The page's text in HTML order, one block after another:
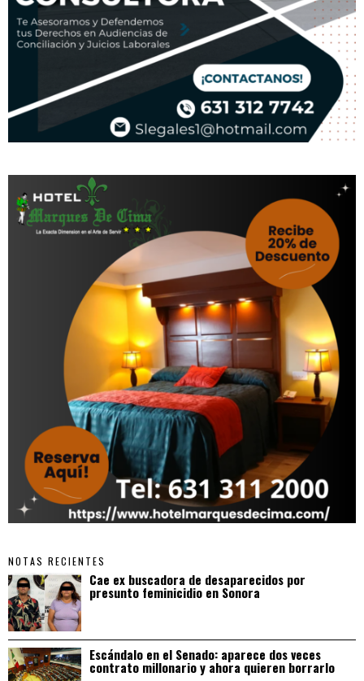
NOTAS RECIENTES
Cae ex buscadora de desaparecidos por
presunto feminicidio en Sonora
Escándalo en el Senado: aparece dos veces
contrato millonario y ahora quieren borrarlo